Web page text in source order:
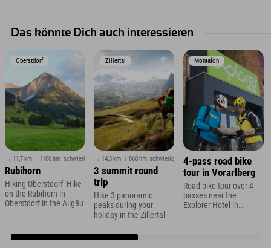
Das könnte Dich auch interessieren
Oberstdorf
↔ 11,7 km ↕ 1100 hm schwierig
Rubihorn
Hiking Oberstdorf- Hike
on the Rubihorn in
Oberstdorf in the Allgäu
Zillertal
↔ 14,3 km ↕ 860 hm schwierig
3 summit round
trip
Hike 3 panoramic
peaks during your
holiday in the Zillertal
Montafon
4-pass road bike
tour in Vorarlberg
Road bike tour over 4
passes near the
Explorer Hotel in